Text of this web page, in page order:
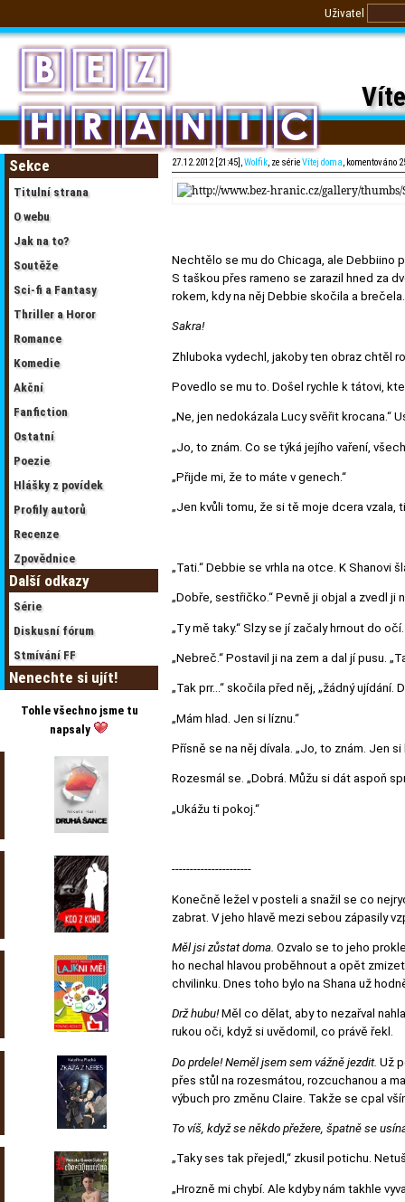
Uživatel
Sekce
Titulní strana
O webu
Jak na to?
Soutěže
Sci-fi a Fantasy
Thriller a Horor
Romance
Komedie
Akční
Fanfiction
Ostatní
Poezie
Hlášky z povídek
Profily autorů
Recenze
Zpovědnice
Další odkazy
Série
Diskusní fórum
Stmívání FF
Nenechte si ujít!
Tohle všechno jsme tu
napsaly
27.12.2012 [21:45],Wolfik, ze sérieVítej doma, komentováno
Nechtělo se mu do Chicaga, ale Debbiino
S taškou přes rameno se zarazil hned za
rokem, kdy na něj Debbie skočila a brečela.
Sakra!
Zhluboka vydechl, jakoby ten obraz chtěl
Povedlo se mu to. Došel rychle k tátovi,
„Ne, jen nedokázala Lucy svěřit krocana.“
„Jo, to znám. Co se týká jejího vaření,
„Přijde mi, že to máte v genech.“
„Jen kvůli tomu, že si tě moje dcera vzala,
„Tati.“ Debbie se vrhla na otce. K Shanovi
„Dobře, sestřičko.“ Pevně ji objal a zvedl ji
„Ty mě taky.“ Slzy se jí začaly hrnout do očí.
„Nebreč.“ Postavil ji na zem a dal jí pusu.
„Tak prr…“ skočila před něj, „žádný ujídání.
„Mám hlad. Jen si líznu.“
Přísně se na něj dívala. „Jo, to znám. Jen si
Rozesmál se. „Dobrá. Můžu si dát aspoň
„Ukážu ti pokoj.“
----------------------
Konečně ležel v posteli a snažil se co
zabrat. V jeho hlavě mezi sebou zápasily
Měl jsi zůstat doma. Ozvalo se to jeho
ho nechal hlavou proběhnout a opět
chvilinku. Dnes toho bylo na Shana už
Drž hubu!Měl co dělat, aby to nezařval
rukou oči, když si uvědomil, co právě řekl.
Do prdele! Neměl jsem sem vážně jezdit. Už
přes stůl na rozesmátou, rozcuchanou a
výbuch pro změnu Claire. Takže se cpal
To víš, když se někdo přežere, špatně se
„Taky ses tak přejedl,“ zkusil potichu.
„Hrozně mi chybí. Ale kdyby nám takhle